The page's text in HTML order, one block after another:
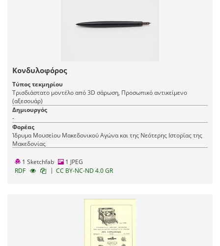
Κονδυλοφόρος
Τύπος τεκμηρίου
Τρισδιάστατο μοντέλο από 3D σάρωση, Προσωπικό αντικείμενο
(αξεσουάρ)
Δημιουργός
-
Φορέας
Ίδρυμα Μουσείου Μακεδονικού Αγώνα και της Νεότερης Ιστορίας της
Μακεδονίας
1 Sketchfab
1 JPEG
RDF
| CC BY-NC-ND 4.0 GR